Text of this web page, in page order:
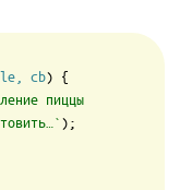
cb) {
пиццы
);